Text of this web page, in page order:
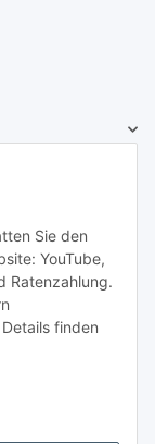
Sie den
YouTube,
Ratenzahlung.
finden